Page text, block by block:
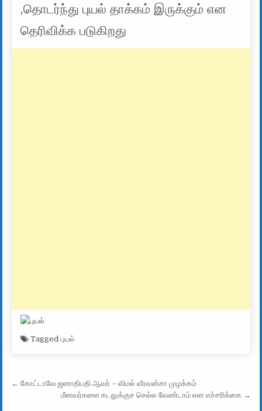
,தொடர்ந்து புயல் தாக்கம் இருக்கும் என
தெரிவிக்க படுகிறது
Taggedபுயல்
Post navigation
← கோட்டாவே ஜனாதிபதி ஆவர் – விமல் வீரவன்சா முழக்கம்
மீனவர்களை கடலுக்குச செல்ல வேண்டாம் என எச்சரிக்கை →